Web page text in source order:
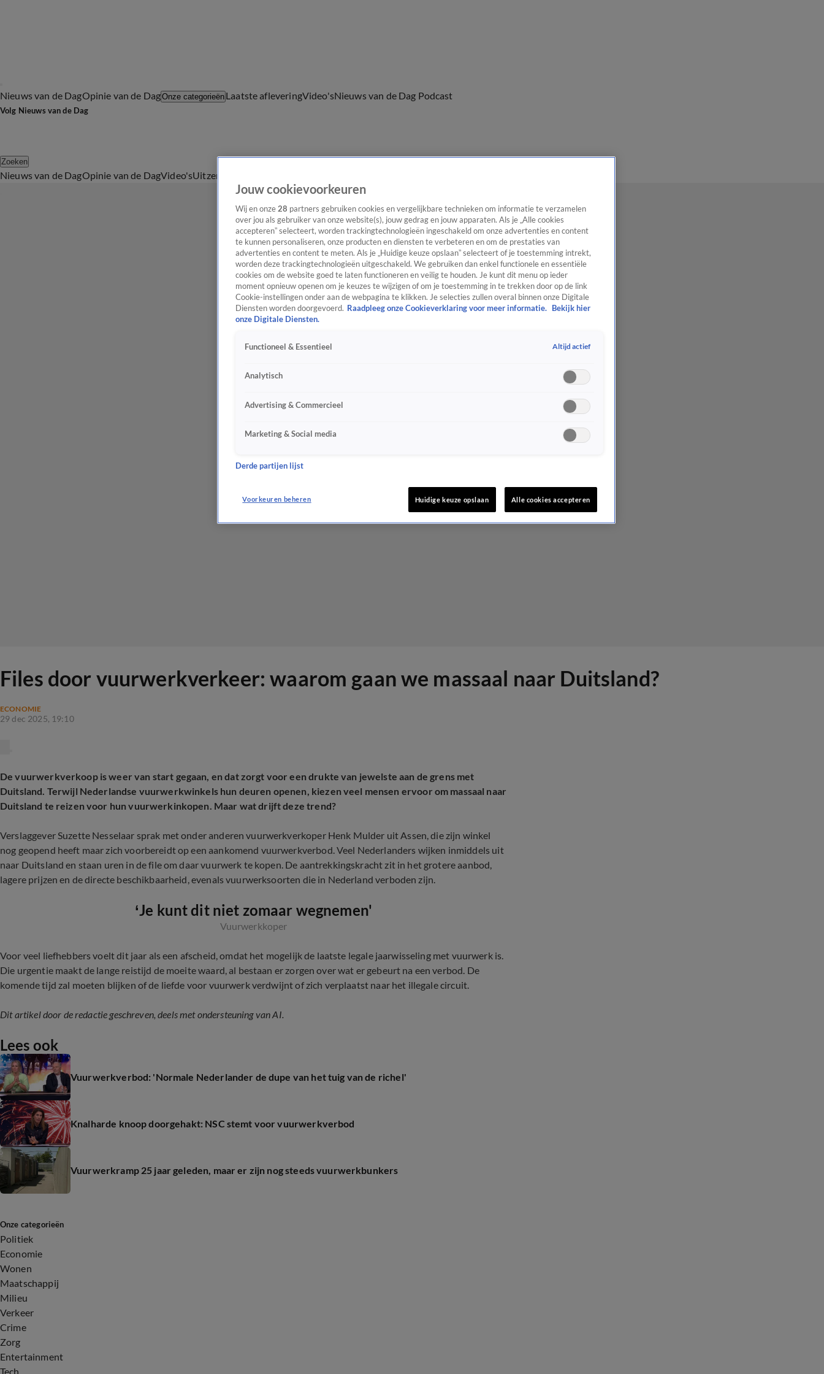
Nieuws van de DagOpinie van de DagOnze categorieën Laatste afleveringVideo'sNieuws van de Dag Podcast
Volg Nieuws van de Dag
Zoeken
Nieuws van de DagOpinie van de DagVideo'sUitzendingen
Files door vuurwerkverkeer: waarom gaan we massaal naar Duitsland?
ECONOMIE
29 dec 2025, 19:10
De vuurwerkverkoop is weer van start gegaan, en dat zorgt voor een drukte van jewelste aan de grens met
Duitsland. Terwijl Nederlandse vuurwerkwinkels hun deuren openen, kiezen veel mensen ervoor om massaal naar
Duitsland te reizen voor hun vuurwerkinkopen. Maar wat drijft deze trend?
Verslaggever Suzette Nesselaar sprak met onder anderen vuurwerkverkoper Henk Mulder uit Assen, die zijn winkel
nog geopend heeft maar zich voorbereidt op een aankomend vuurwerkverbod. Veel Nederlanders wijken inmiddels uit
naar Duitsland en staan uren in de file om daar vuurwerk te kopen. De aantrekkingskracht zit in het grotere aanbod,
lagere prijzen en de directe beschikbaarheid, evenals vuurwerksoorten die in Nederland verboden zijn.
‘Je kunt dit niet zomaar wegnemen'
Vuurwerkkoper
Voor veel liefhebbers voelt dit jaar als een afscheid, omdat het mogelijk de laatste legale jaarwisseling met vuurwerk is.
Die urgentie maakt de lange reistijd de moeite waard, al bestaan er zorgen over wat er gebeurt na een verbod. De
komende tijd zal moeten blijken of de liefde voor vuurwerk verdwijnt of zich verplaatst naar het illegale circuit.
Dit artikel door de redactie geschreven, deels met ondersteuning van AI.
Lees ook
Vuurwerkverbod: 'Normale Nederlander de dupe van het tuig van de richel'
Knalharde knoop doorgehakt: NSC stemt voor vuurwerkverbod
Vuurwerkramp 25 jaar geleden, maar er zijn nog steeds vuurwerkbunkers
Onze categorieën
Politiek
Economie
Wonen
Maatschappij
Milieu
Verkeer
Crime
Zorg
Entertainment
Tech
Jouw cookievoorkeuren
Wij en onze 28 partners gebruiken cookies en vergelijkbare technieken om informatie te verzamelen
over jou als gebruiker van onze website(s), jouw gedrag en jouw apparaten. Als je „Alle cookies
accepteren” selecteert, worden trackingtechnologieën ingeschakeld om onze advertenties en content
te kunnen personaliseren, onze producten en diensten te verbeteren en om de prestaties van
advertenties en content te meten. Als je „Huidige keuze opslaan” selecteert of je toestemming intrekt,
worden deze trackingtechnologieën uitgeschakeld. We gebruiken dan enkel functionele en essentiële
cookies om de website goed te laten functioneren en veilig te houden. Je kunt dit menu op ieder
moment opnieuw openen om je keuzes te wijzigen of om je toestemming in te trekken door op de link
Cookie-instellingen onder aan de webpagina te klikken. Je selecties zullen overal binnen onze Digitale
Diensten worden doorgevoerd. Raadpleeg onze Cookieverklaring voor meer informatie. Bekijk hier
onze Digitale Diensten.
Functioneel & Essentieel Altijd actief
Analytisch
Advertising & Commercieel
Marketing & Social media
Derde partijen lijst
Voorkeuren beheren Huidige keuze opslaan Alle cookies accepteren